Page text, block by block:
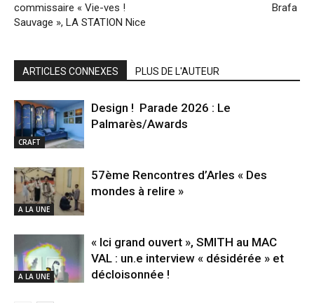
commissaire « Vie-ves !
Sauvage », LA STATION Nice
Brafa
ARTICLES CONNEXES PLUS DE L'AUTEUR
CRAFT
Design ! Parade 2026 : Le
Palmarès/Awards
A LA UNE
57ème Rencontres d’Arles « Des
mondes à relire »
A LA UNE
« Ici grand ouvert », SMITH au MAC
VAL : un.e interview « désidérée » et
décloisonnée !